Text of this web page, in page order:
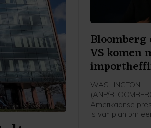
Bloomberg
VS komen
polysilicium
WASHINGTON
(ANP/
Amerikaanse
is van plan om